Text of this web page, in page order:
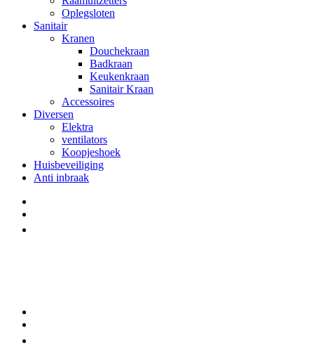
Oplegsloten
Sanitair
Kranen
Douchekraan
Badkraan
Keukenkraan
Sanitair Kraan
Accessoires
Diversen
Elektra
ventilators
Koopjeshoek
Huisbeveiliging
Anti inbraak